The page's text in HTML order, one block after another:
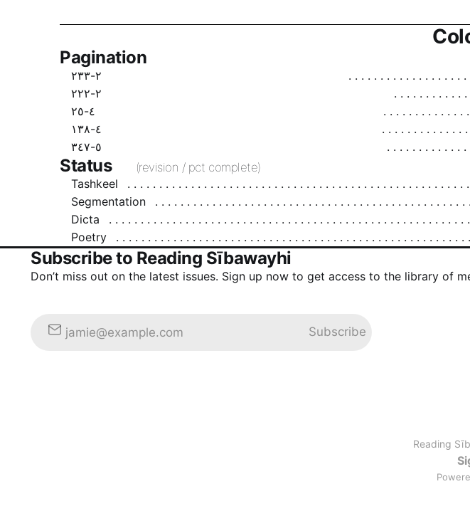
Pagination
٢-٢٣٣
٢-٢٢٢
٤-٢٥
٤-١٣٨
٥-٣٤٧
Status
(revision / pct complete)
Tashkeel
Segmentation
Dicta
Poetry
Subscribe to Reading Sībawayhi
Don’t miss out on the latest issues. Sign up now to get access to the library of
jamie@example.com Subscribe
Reading